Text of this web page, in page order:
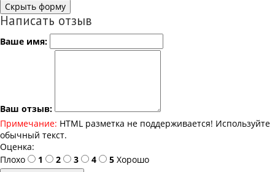
Скрыть форму
Написать отзыв
Ваше имя:
Ваш отзыв:
Примечание: HTML разметка не поддерживается! Используйте
обычный текст.
Оценка:
Плохо
1 2 3 4 5 Хорошо